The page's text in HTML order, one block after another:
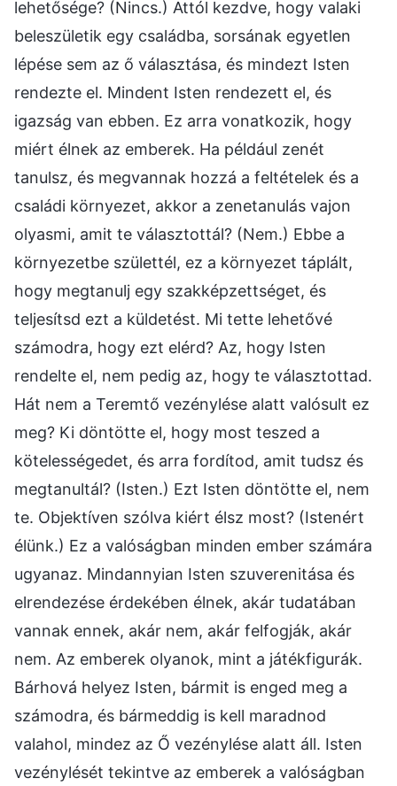
lehetősége? (Nincs.) Attól kezdve, hogy valaki
beleszületik egy családba, sorsának egyetlen
lépése sem az ő választása, és mindezt Isten
rendezte el. Mindent Isten rendezett el, és
igazság van ebben. Ez arra vonatkozik, hogy
miért élnek az emberek. Ha például zenét
tanulsz, és megvannak hozzá a feltételek és a
családi környezet, akkor a zenetanulás vajon
olyasmi, amit te választottál? (Nem.) Ebbe a
környezetbe születtél, ez a környezet táplált,
hogy megtanulj egy szakképzettséget, és
teljesítsd ezt a küldetést. Mi tette lehetővé
számodra, hogy ezt elérd? Az, hogy Isten
rendelte el, nem pedig az, hogy te választottad.
Hát nem a Teremtő vezénylése alatt valósult ez
meg? Ki döntötte el, hogy most teszed a
kötelességedet, és arra fordítod, amit tudsz és
megtanultál? (Isten.) Ezt Isten döntötte el, nem
te. Objektíven szólva kiért élsz most? (Istenért
élünk.) Ez a valóságban minden ember számára
ugyanaz. Mindannyian Isten szuverenitása és
elrendezése érdekében élnek, akár tudatában
vannak ennek, akár nem, akár felfogják, akár
nem. Az emberek olyanok, mint a játékfigurák.
Bárhová helyez Isten, bármit is enged meg a
számodra, és bármeddig is kell maradnod
valahol, mindez az Ő vezénylése alatt áll. Isten
vezénylését tekintve az emberek a valóságban